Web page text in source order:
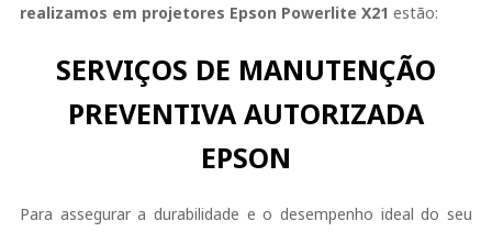
realizamos em projetores Epson Powerlite X21 estão:
SERVIÇOS DE MANUTENÇÃO
PREVENTIVA AUTORIZADA
EPSON
Para assegurar a durabilidade e o desempenho ideal do seu